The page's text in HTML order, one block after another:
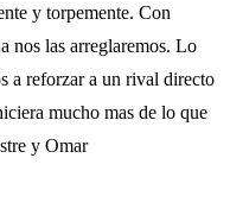
y torpemente. Con
nos las arreglaremos. Lo
a reforzar a un rival directo
mucho mas de lo que
y Omar